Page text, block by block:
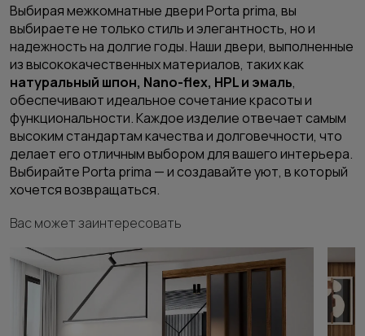
Выбираямежкомнатные двериPorta prima, вы
выбираете не только стиль и элегантность, но и
надежность на долгие годы. Наши двери, выполненные
из высококачественных материалов, таких как
натуральный шпон, Nano-flex, HPL и эмаль,
обеспечивают идеальное сочетание красоты и
функциональности. Каждое изделие отвечает самым
высоким стандартам качества и долговечности, что
делает его отличным выбором для вашего интерьера.
Выбирайте Porta prima — и создавайте уют, в который
хочется возвращаться.
Вас может заинтересовать